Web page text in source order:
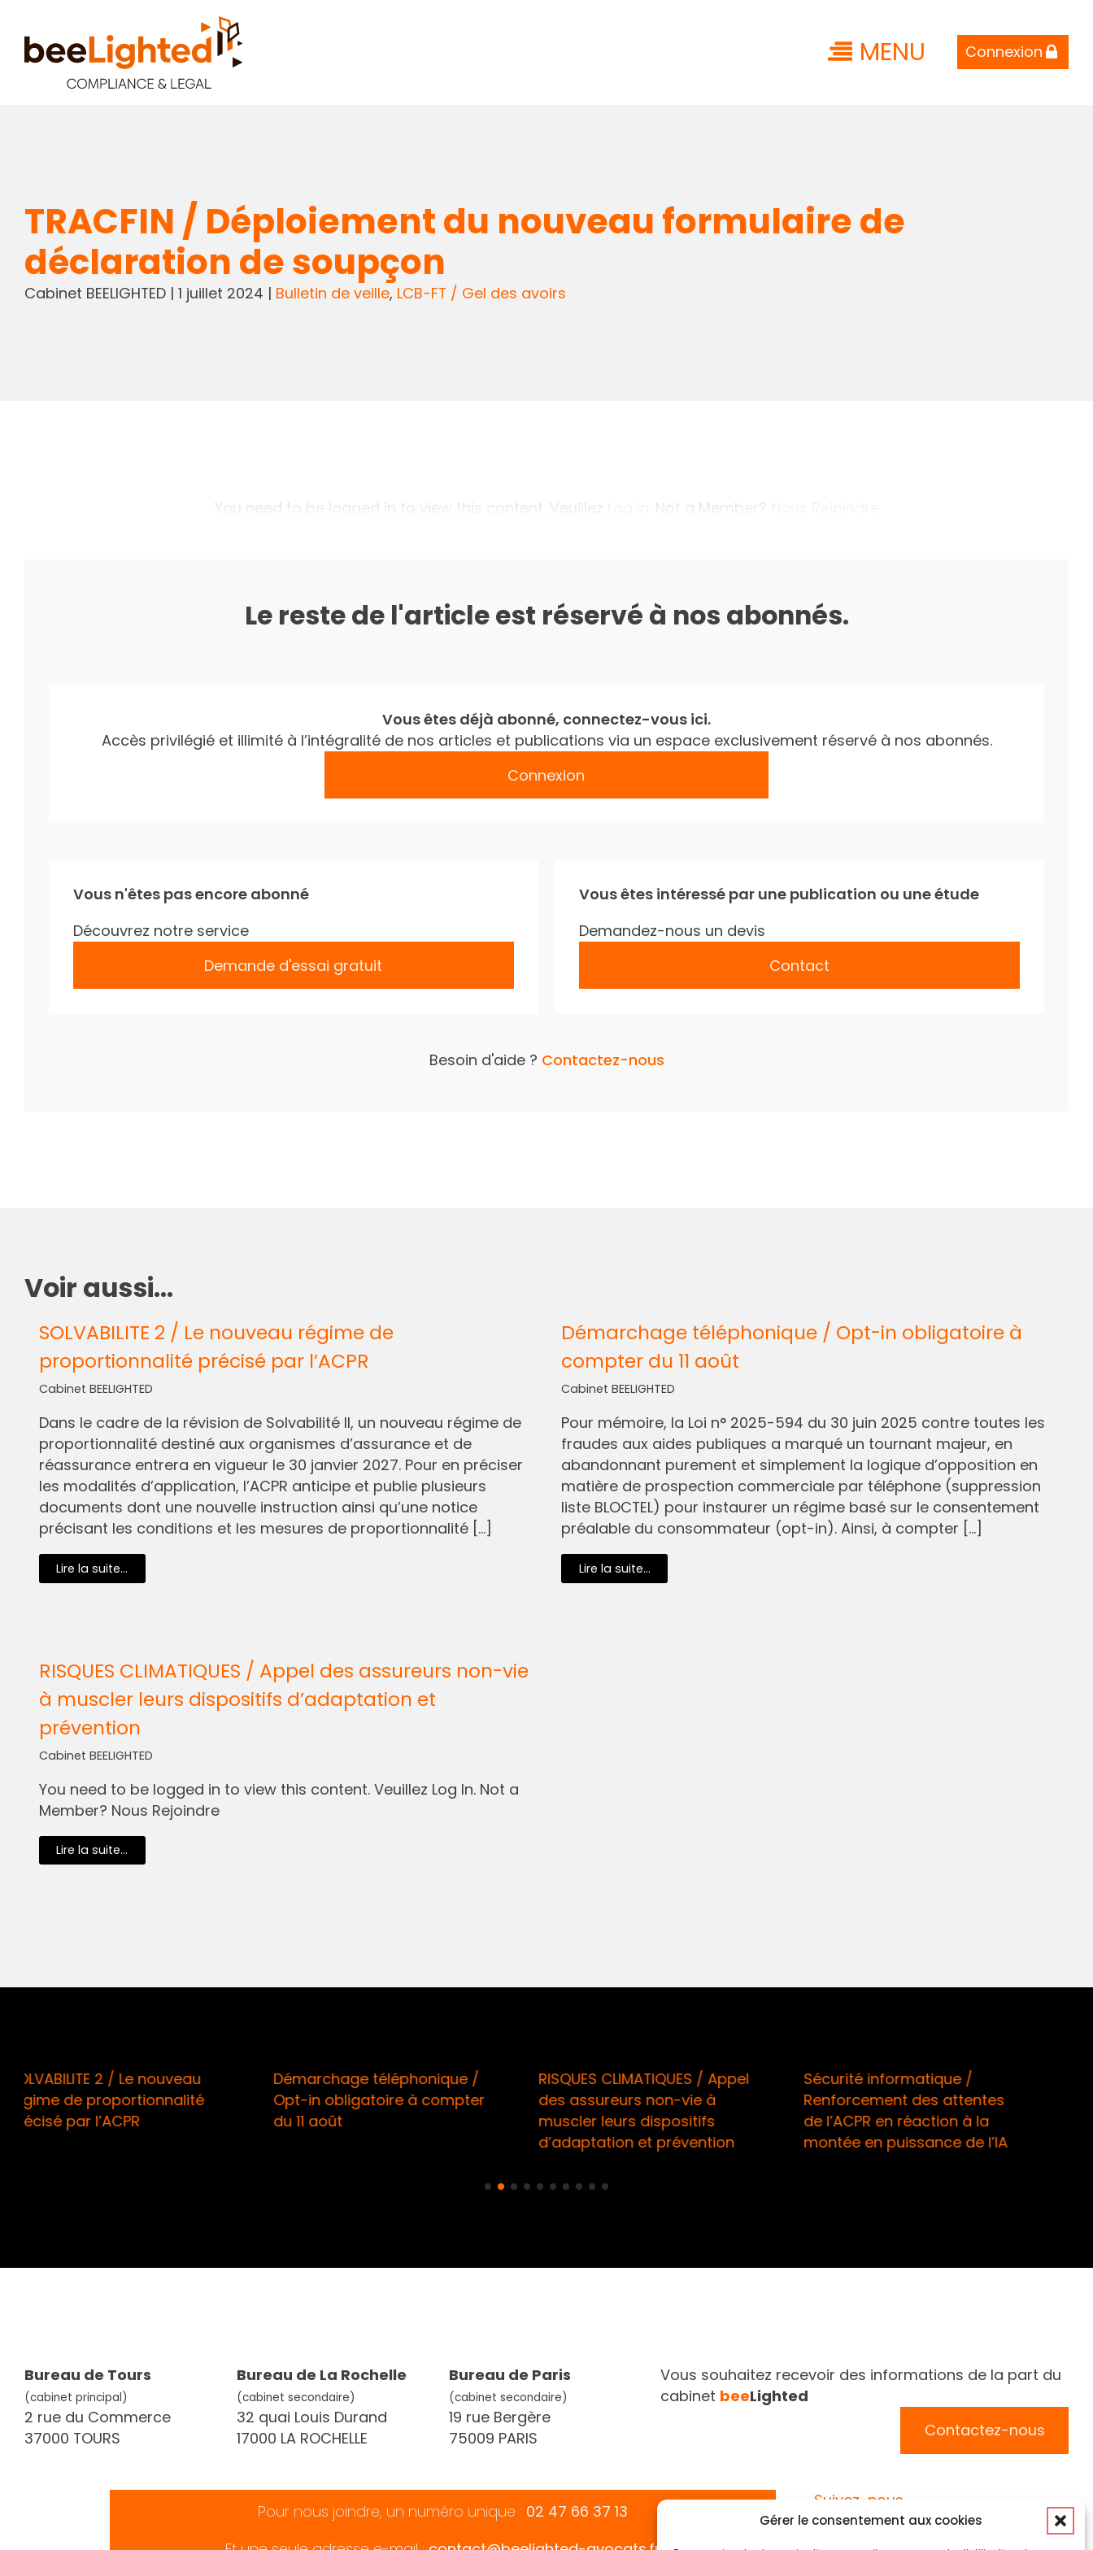
Gérer le consentement aux cookies
MENU Connexion
TRACFIN / Déploiement du nouveau formulaire de
déclaration de soupçon
Cabinet BEELIGHTED| 1 juillet 2024 | Bulletin de veille, LCB-FT / Gel des avoirs
You need to be logged in to view this content. Veuillez . Not a Member?
Le reste de l'article est réservé à nos abonnés.
Vous êtes déjà abonné, connectez-vous ici.
Accès privilégié et illimité à l’intégralité de nos articles et publications via un espace exclusivement réservé à nos abonnés.
Connexion
Vous n'êtes pas encore abonné
Découvrez notre service
Demande d'essai gratuit
Vous êtes intéressé par une publication ou une étude
Demandez-nous un devis
Contact
Besoin d'aide ? Contactez-nous
Voir aussi...
SOLVABILITE 2 / Le nouveau régime de
proportionnalité précisé par l’ACPR
Cabinet BEELIGHTED
Dans le cadre de la révision de Solvabilité II, un nouveau régime de
proportionnalité destiné aux organismes d’assurance et de
réassurance entrera en vigueur le 30 janvier 2027. Pour en préciser
les modalités d’application, l’ACPR anticipe et publie plusieurs
documents dont une nouvelle instruction ainsi qu’une notice
précisant les conditions et les mesures de proportionnalité […]
Lire la suite...
Démarchage téléphonique / Opt-in obligatoire à
compter du 11 août
Cabinet BEELIGHTED
Pour mémoire, la Loi n° 2025-594 du 30 juin 2025 contre toutes les
fraudes aux aides publiques a marqué un tournant majeur, en
abandonnant purement et simplement la logique d’opposition en
matière de prospection commerciale par téléphone (suppression
liste BLOCTEL) pour instaurer un régime basé sur le consentement
préalable du consommateur (opt-in). Ainsi, à compter […]
Lire la suite...
RISQUES CLIMATIQUES / Appel des assureurs non-vie
à muscler leurs dispositifs d’adaptation et
prévention
Cabinet BEELIGHTED
You need to be logged in to view this content. Veuillez Log In. Not a
Member? Nous Rejoindre
Lire la suite...
Démarchage téléphonique /
Opt-in obligatoire à compter
du 11 août
RISQUES CLIMATIQUES / Appel
des assureurs non-vie à
muscler leurs dispositifs
Sécurité informatique /
Renforcement des attentes
de l’ACPR en réaction à la
montée en puissance de l’IA
Assurance santé / La mesure
de gel des tarifs 2026 enfin
sous le feu d’une QPC !
Accès libre
Bureau de Tours
(cabinet principal)
2 rue du Commerce
Bureau de La Rochelle
(cabinet secondaire)
32 quai Louis Durand
Bureau de Paris
(cabinet secondaire)
19 rue Bergère
Vous souhaitez recevoir des informations de la part du
Lighted
Pour nous joindre, un numéro unique :
Suivez-nous